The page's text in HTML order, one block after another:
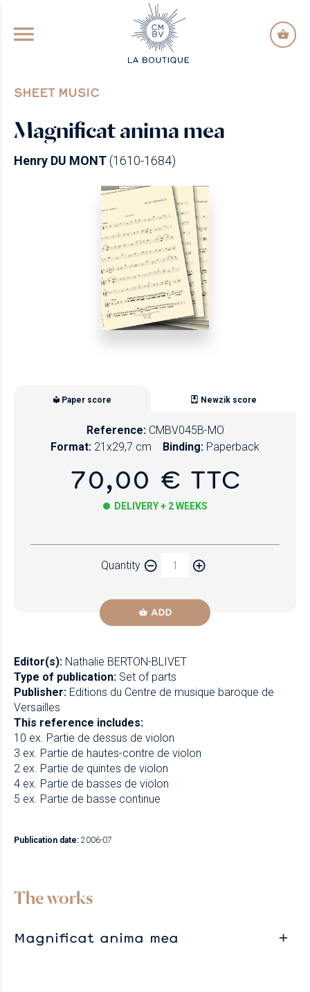
GO TO PRINCIPAL CONTENT
SHEET MUSIC
Magnificat anima mea
Henry DU MONT(1610-1684)
Paper score Newzik score
Reference: CMBV045B-MO
Format: 21x29,7 cm Binding: Paperback
70,00 € TTC
DELIVERY + 2 WEEKS
Quantity
ADD
Editor(s): Nathalie BERTON-BLIVET
Type of publication: Set of parts
Publisher: Editions du Centre de musique baroque de
Versailles
This reference includes:
10 ex. Partie de dessus de violon
3 ex. Partie de hautes-contre de violon
2 ex. Partie de quintes de violon
4 ex. Partie de basses de violon
5 ex. Partie de basse continue
Publication date: 2006-07
The works
Magnificat anima mea